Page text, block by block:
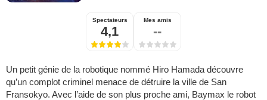
Spectateurs
4,1
Mes amis
--
Un petit génie de la robotique nommé Hiro Hamada découvre
qu’un complot criminel menace de détruire la ville de San
Fransokyo. Avec l’aide de son plus proche ami, Baymax le robot